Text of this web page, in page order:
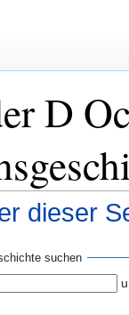
D
dieser
suchen